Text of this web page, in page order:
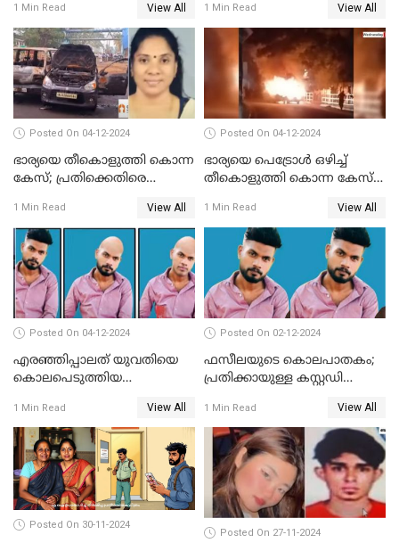
1 Min Read View All 1 Min Read View All
Posted On 04-12-2024
ഭാര്യയെ തീകൊളുത്തി കൊന്ന
കേസ്; പ്രതിക്കെതിരെ
വധശ്രമ കുറ്റവും ചുമത്തി
1 Min Read View All
Posted On 04-12-2024
ഭാര്യയെ പെട്രോള്‍ ഒഴിച്ച്
തീകൊളുത്തി കൊന്ന കേസ്‌;
രേഖപ്പെടുത്തി
1 Min Read View All
Posted On 04-12-2024
എരഞ്ഞിപ്പാലത് യുവതിയെ
കൊലപെടുത്തിയ
കസ്റ്റഡി അപേക്ഷ ഇന്ന്
1 Min Read View All
Posted On 02-12-2024
ഫസീലയുടെ കൊലപാതകം;
പ്രതിക്കായുള്ള കസ്റ്റഡി
1 Min Read View All
Posted On 30-11-2024
Posted On 27-11-2024